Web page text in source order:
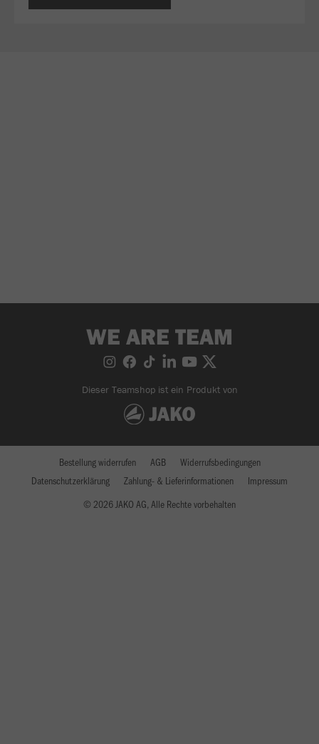
WE ARE TEAM
Dieser Teamshop ist ein Produkt von
© 2026 JAKO AG, Alle Rechte vorbehalten
Bestellung widerrufen AGB
Widerrufsbedingungen
Datenschutzerklärung
Zahlung- & Lieferinformationen Impressum